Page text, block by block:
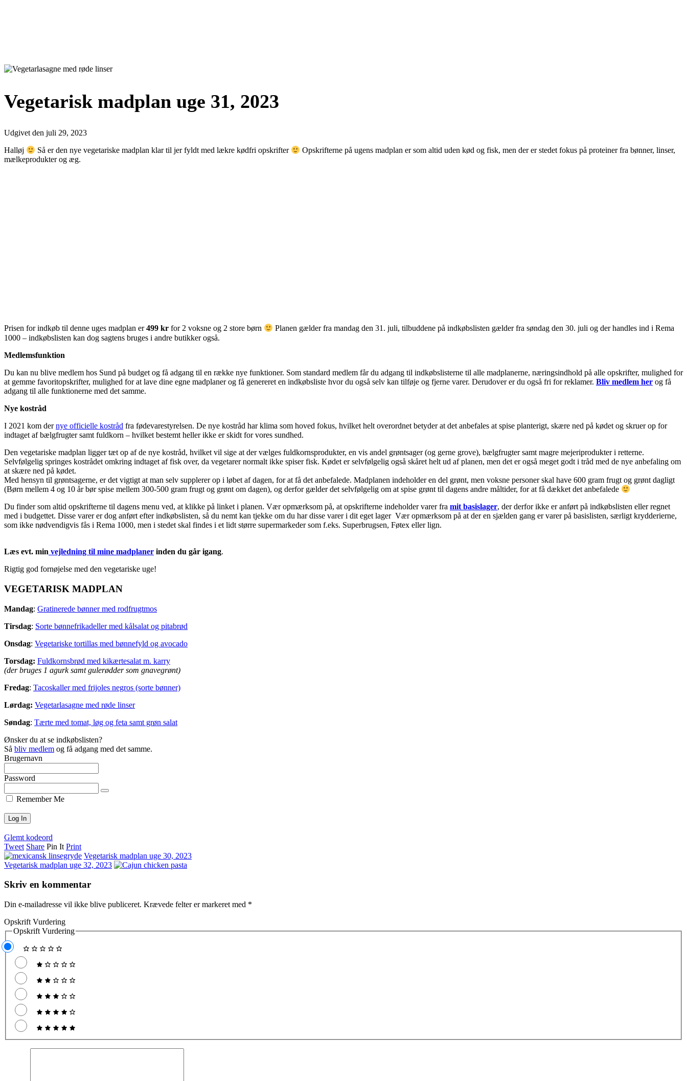
Vegetarisk madplan uge 31, 2023
Udgivet den juli 29, 2023
Halløj Så er den nye vegetariske madplan klar til jer fyldt med lækre kødfri opskrifter
Opskrifterne på ugens madplan er som altid uden kød og fisk, men der er stedet fokus på proteiner fra bønner, linser,
mælkeprodukter og æg.
Prisen for indkøb til denne uges madplan er499 kr for 2 voksne og 2 store børn
Planen gælder fra mandag den 31. juli, tilbuddene på indkøbslisten gælder fra søndag den 30. juli og der handles ind i Rema
1000 – indkøbslisten kan dog sagtens bruges i andre butikker også.
Medlemsfunktion
Du kan nu blive medlem hos Sund på budget og få adgang til en række nye funktioner. Som standard medlem får du adgang til indkøbslisterne til alle madplanerne, næringsindhold på alle opskrifter, mulighed for
at gemme favoritopskrifter, mulighed for at lave dine egne madplaner og få genereret en indkøbsliste hvor du også selv kan tilføje og fjerne varer. Derudover er du også fri for reklamer. Bliv medlem her og få
adgang til alle funktionerne med det samme.
Nye kostråd
I 2021 kom dernye officielle kostråd fra fødevarestyrelsen. De nye kostråd har klima som hoved fokus, hvilket helt overordnet betyder at det anbefales at spise planterigt, skære ned på kødet og skruer op for
indtaget af bælgfrugter samt fuldkorn – hvilket bestemt heller ikke er skidt for vores sundhed.
Den vegetariske madplan ligger tæt op af de nye kostråd, hvilket vil sige at der vælges fuldkornsprodukter, en vis andel grøntsager (og gerne grove), bælgfrugter samt magre mejeriprodukter i retterne.
Selvfølgelig springes kostrådet omkring indtaget af fisk over, da vegetarer normalt ikke spiser fisk. Kødet er selvfølgelig også skåret helt ud af planen, men det er også meget godt i tråd med de nye anbefaling om
at skære ned på kødet.
Med hensyn til grøntsagerne, er det vigtigt at man selv supplerer op i løbet af dagen, for at få det anbefalede. Madplanen indeholder en del grønt, men voksne personer skal have 600 gram frugt og grønt dagligt
(Børn mellem 4 og 10 år bør spise mellem 300-500 gram frugt og grønt om dagen), og derfor gælder det selvfølgelig om at spise grønt til dagens andre måltider, for at få dækket det anbefalede
Du finder som altid opskrifterne til dagens menu ved, at klikke på linket i planen. Vær opmærksom på, at opskrifterne indeholder varer fra mit basislager, der derfor ikke er anført på indkøbslisten eller regnet
med i budgettet. Disse varer er dog anført efter indkøbslisten, så du nemt kan tjekke om du har disse varer i dit eget lager Vær opmærksom på at der en sjælden gang er varer på basislisten, særligt krydderierne,
som ikke nødvendigvis fås i Rema 1000, men i stedet skal findes i et lidt større supermarkeder som f.eks. Superbrugsen, Føtex eller lign.
Læs evt. min vejledning til mine madplaner inden du går igang.
Rigtig god fornøjelse med den vegetariske uge!
VEGETARISK MADPLAN
Mandag: Gratinerede bønner med rodfrugtmos
Tirsdag: Sorte bønnefrikadeller med kålsalat og pitabrød
Onsdag: Vegetariske tortillas med bønnefyld og avocado
Torsdag: Fuldkornsbrød med kikærtesalat m. karry
(der bruges 1 agurk samt gulerødder som gnavegrønt)
Fredag: Tacoskaller med frijoles negros (sorte bønner)
Lørdag: Vegetarlasagne med røde linser
Søndag: Tærte med tomat, løg og feta samt grøn salat
Ønsker du at se indkøbslisten?
Så bliv medlem og få adgang med det samme.
Brugernavn
Password
Remember Me
Glemt kodeord
Tweet Share Pin It Print
Vegetarisk madplan uge 30, 2023
Vegetarisk madplan uge 32, 2023
Skriv en kommentar
Din e-mailadresse vil ikke blive publiceret. Krævede felter er markeret med *
Opskrift Vurdering
Opskrift Vurdering